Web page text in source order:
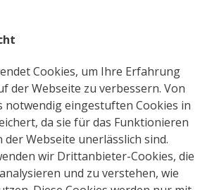
Cookies, um Ihre Erfahrung
der Webseite zu verbessern. Von
notwendig eingestuften Cookies in
da sie für das Funktionieren
Webseite unerlässlich sind.
wir Drittanbieter-Cookies, die
und zu verstehen, wie